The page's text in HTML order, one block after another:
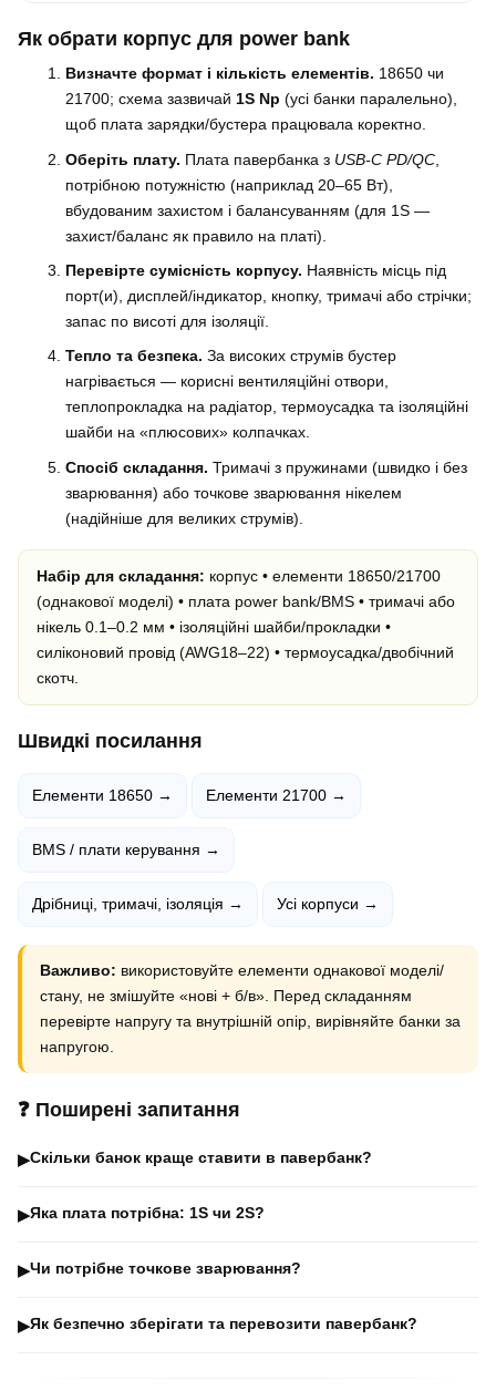
Як обрати корпус для power bank
Визначте формат і кількість елементів. 18650 чи
21700; схема зазвичай 1S Np (усі банки паралельно),
щоб плата зарядки/бустера працювала коректно.
Оберіть плату. Плата павербанка з USB-C PD/QC,
потрібною потужністю (наприклад 20–65 Вт),
вбудованим захистом і балансуванням (для 1S —
захист/баланс як правило на платі).
Перевірте сумісність корпусу. Наявність місць під
порт(и), дисплей/індикатор, кнопку, тримачі або стрічки;
запас по висоті для ізоляції.
Тепло та безпека. За високих струмів бустер
нагрівається — корисні вентиляційні отвори,
теплопрокладка на радіатор, термоусадка та ізоляційні
шайби на «плюсових» колпачках.
Спосіб складання. Тримачі з пружинами (швидко і без
зварювання) або точкове зварювання нікелем
(надійніше для великих струмів).
Набір для складання: корпус • елементи 18650/21700
(однакової моделі) • плата power bank/BMS • тримачі або
нікель 0.1–0.2 мм • ізоляційні шайби/прокладки •
силіконовий провід (AWG18–22) • термоусадка/двобічний
скотч.
Швидкі посилання
Елементи 18650 → Елементи 21700 →
BMS / плати керування →
Дрібниці, тримачі, ізоляція → Усі корпуси →
Важливо: використовуйте елементи однакової моделі/
стану, не змішуйте «нові + б/в». Перед складанням
перевірте напругу та внутрішній опір, вирівняйте банки за
напругою.
❓ Поширені запитання
▶Скільки банок краще ставити в павербанк?
▶Яка плата потрібна: 1S чи 2S?
▶Чи потрібне точкове зварювання?
▶Як безпечно зберігати та перевозити павербанк?